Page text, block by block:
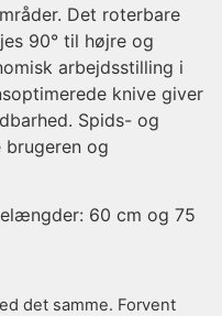
Det roterbare
90° til højre og
arbejdsstilling i
knive giver
Spids- og
og
60 cm og 75
det samme. Forvent